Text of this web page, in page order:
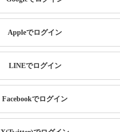
Appleでログイン
LINEでログイン
Facebookでログイン